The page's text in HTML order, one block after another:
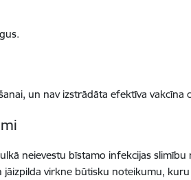
un nav izstrādāta efektīva
neievestu bīstamo infekcijas slimību
jāizpilda virkne būtisku noteikumu,